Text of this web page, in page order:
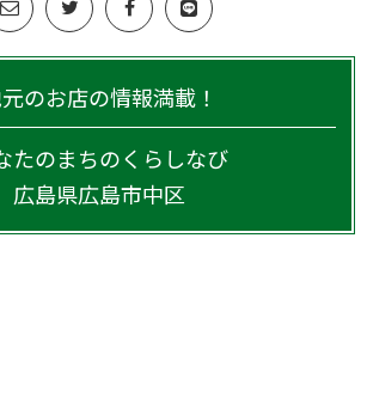
のお店の情報満載！
たのまちのくらしなび
広島県広島市中区